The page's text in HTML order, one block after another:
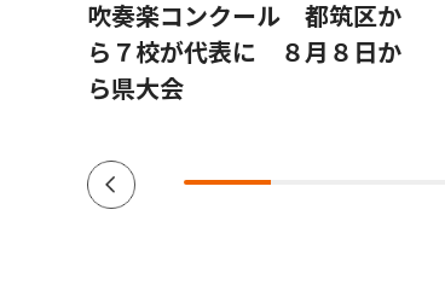
吹奏楽コンクール 都筑区か
ら７校が代表に ８月８日か
ら県大会